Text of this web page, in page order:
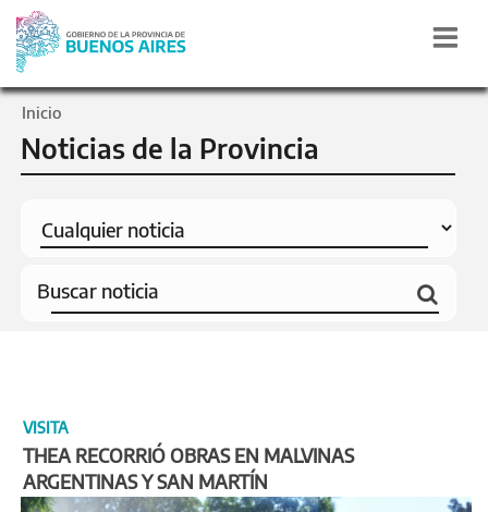
Inicio
Noticias de la Provincia
VISITA
THEA RECORRIÓ OBRAS EN MALVINAS
ARGENTINAS Y SAN MARTÍN